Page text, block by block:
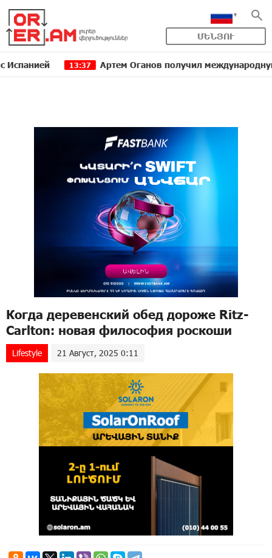
ՄԵՆՅՈՒ
13:37 Артем Оганов получил международную
Когда деревенский обед дороже Ritz-
Carlton: новая философия роскоши
Lifestyle 21 Август, 2025 0:11